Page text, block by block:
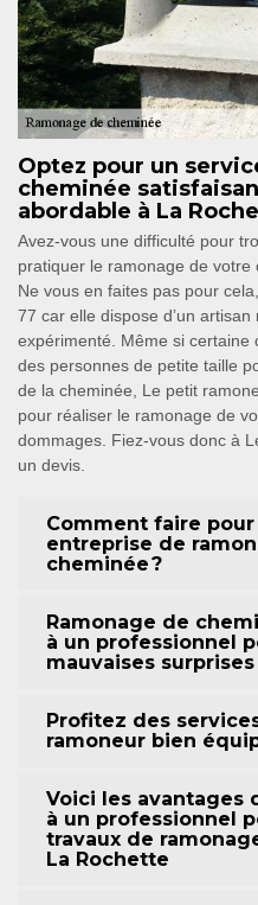
Optez pour un
cheminée
abordable à La
Avez-vous une difficulté pour
pratiquer le ramonage de
Ne vous en faites pas pour
77 car elle dispose d’un
expérimenté. Même si certaine
des personnes de petite taille
de la cheminée, Le petit
pour réaliser le ramonage de
dommages. Fiez-vous donc à
un devis.
Comment faire
entreprise de
cheminée ?
Ramonage de
à un professionnel
mauvaises surprises
Profitez des
ramoneur bien
Voici les avantages
à un professionnel
travaux de
La Rochette